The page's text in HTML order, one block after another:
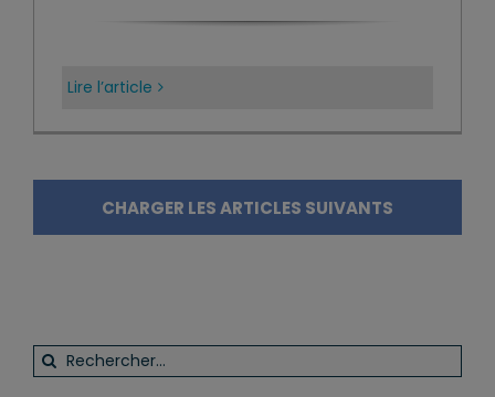
Lire l’article
CHARGER LES ARTICLES SUIVANTS
Rechercher: